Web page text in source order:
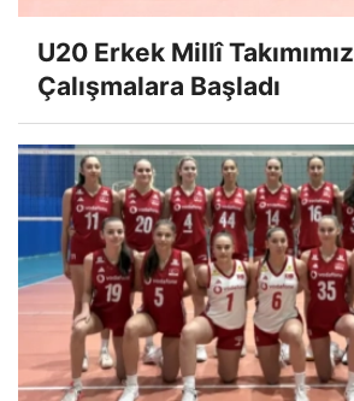
U20 Erkek Millî Takımımız
Çalışmalara Başladı